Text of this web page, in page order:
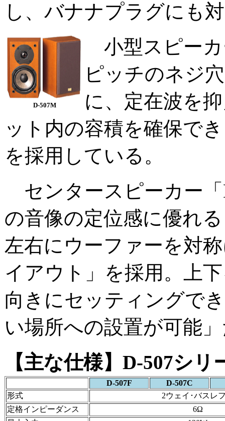
し、バナナプラグにも
D-507M
小型スピーカ
ピッチのネジ
に、定在波を
ット内の容積を確保で
を採用している。
センタースピーカー
の音像の定位感に優れ
左右にウーファーを対
イアウト」を採用。上
向きにセッティングで
い場所への設置が可能
【主な仕様】D-507シリ
D-507F
D-507C
形式
2ウェイ･バスレ
定格インピーダンス
6Ω